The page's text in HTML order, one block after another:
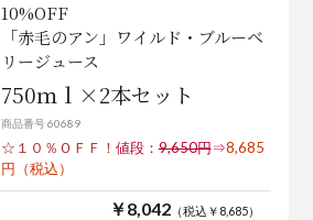
10%OFF
「赤毛のアン」ワイルド・ブルーベ
リージュース
750ｍｌ×2本セット
商品番号 60689
☆１０％ＯＦＦ！ 値段：9,650円⇒8,685
円（税込）
￥8,042（税込￥8,685）